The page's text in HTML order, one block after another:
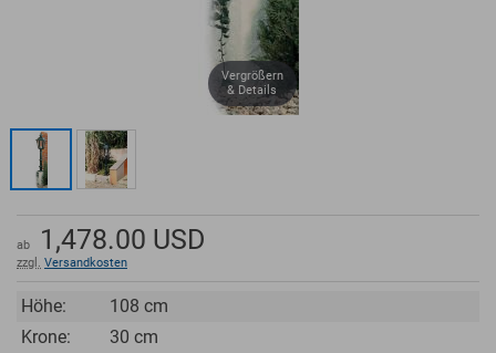
Vergrößern
& Details
ab 1,478.00 USD
zzgl. Versandkosten
Höhe:
108 cm
Krone:
30 cm